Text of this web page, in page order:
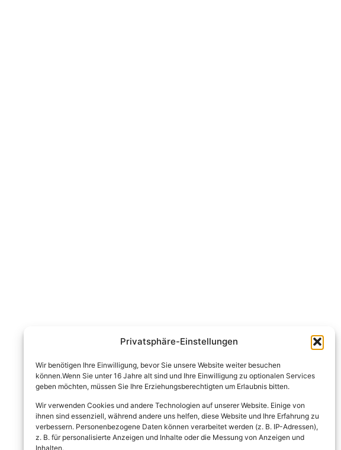
Privatsphäre-Einstellungen
Wir benötigen Ihre Einwilligung, bevor Sie unsere Website weiter besuchen
können.Wenn Sie unter 16 Jahre alt sind und Ihre Einwilligung zu optionalen Services
geben möchten, müssen Sie Ihre Erziehungsberechtigten um Erlaubnis bitten.
Wir verwenden Cookies und andere Technologien auf unserer Website. Einige von
ihnen sind essenziell, während andere uns helfen, diese Website und Ihre Erfahrung zu
verbessern. Personenbezogene Daten können verarbeitet werden (z. B. IP-Adressen),
z. B. für personalisierte Anzeigen und Inhalte oder die Messung von Anzeigen und
Inhalten.